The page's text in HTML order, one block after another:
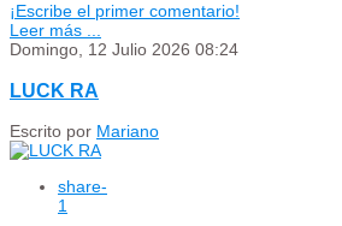
¡Escribe el primer comentario!
Leer más ...
Domingo, 12 Julio 2026 08:24
LUCK RA
Escrito por Mariano
share-
1